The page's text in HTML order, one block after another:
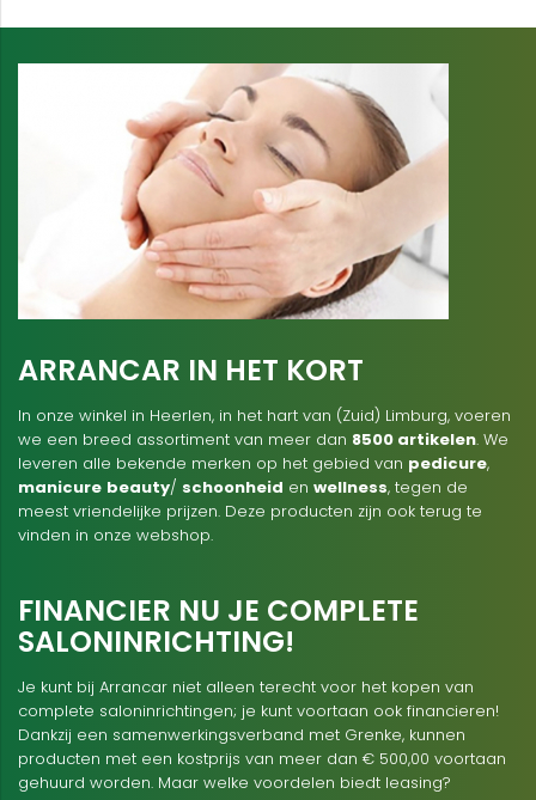
ARRANCAR IN HET KORT
In onze winkel in Heerlen, in het hart van (Zuid) Limburg, voeren
we een breed assortiment van meer dan 8500 artikelen. We
leveren alle bekende merken op het gebied van pedicure,
manicure beauty/ schoonheid en wellness, tegen de
meest vriendelijke prijzen. Deze producten zijn ook terug te
vinden in onze webshop.
FINANCIER NU JE COMPLETE
SALONINRICHTING!
Je kunt bij Arrancar niet alleen terecht voor het kopen van
complete saloninrichtingen; je kunt voortaan ook financieren!
Dankzij een samenwerkingsverband met Grenke, kunnen
producten met een kostprijs van meer dan € 500,00 voortaan
gehuurd worden. Maar welke voordelen biedt leasing?